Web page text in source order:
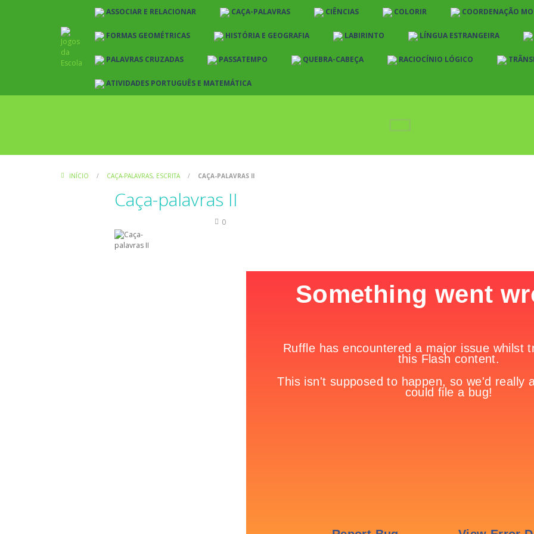
ASSOCIAR E RELACIONAR CAÇA-PALAVRAS CIÊNCIAS COLORIR COORDENAÇÃO
FORMAS GEOMÉTRICAS HISTÓRIA E GEOGRAFIA LABIRINTO LÍNGUA ESTRANGEIRA
PALAVRAS CRUZADAS PASSATEMPO QUEBRA-CABEÇA RACIOCÍNIO LÓGICO
ATIVIDADES PORTUGUÊS E MATEMÁTICA
INÍCIO / CAÇA-PALAVRAS, ESCRITA / CAÇA-PALAVRAS II
Caça-palavras II
0